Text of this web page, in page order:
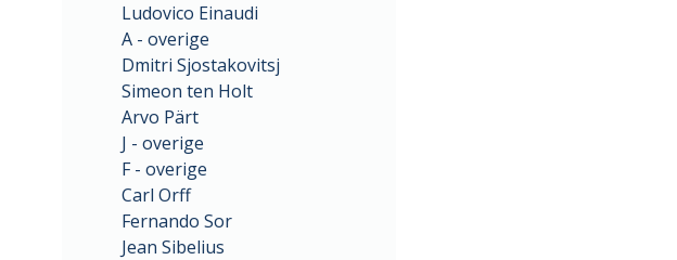
Ludovico Einaudi
A - overige
Dmitri Sjostakovitsj
Simeon ten Holt
Arvo Pärt
J - overige
F - overige
Carl Orff
Fernando Sor
Jean Sibelius